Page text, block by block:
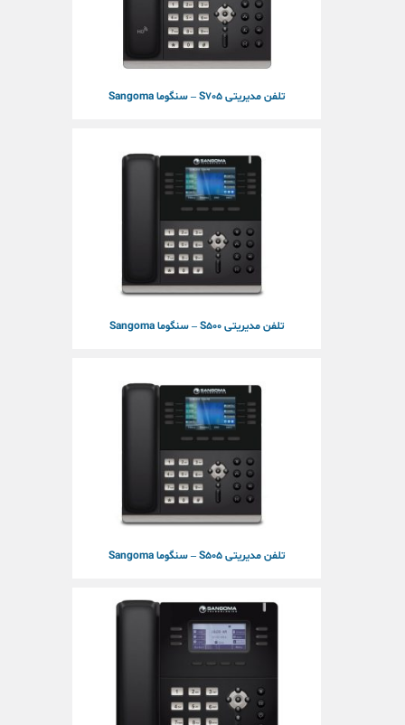
تلفن مدیریتی S705 – سنگوما Sangoma
تلفن مدیریتی S500 – سنگوما Sangoma
تلفن مدیریتی S505 – سنگوما Sangoma